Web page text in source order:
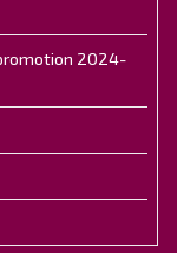
2024-